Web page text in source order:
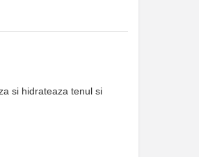
si hidrateaza tenul si